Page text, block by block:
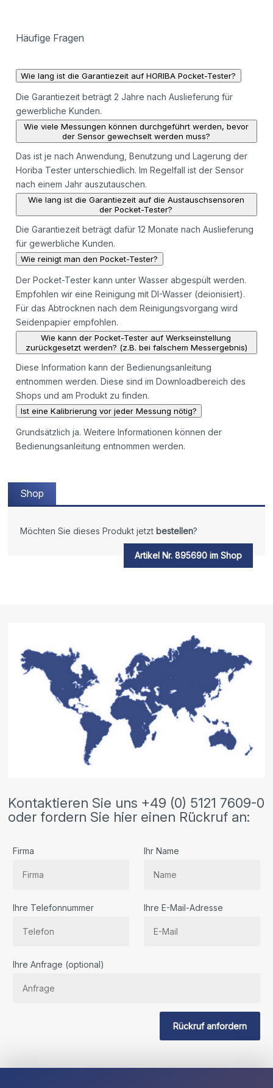
Häufige Fragen
Wie lang ist die Garantiezeit auf HORIBA Pocket-Tester?
Die Garantiezeit beträgt 2 Jahre nach Auslieferung für
gewerbliche Kunden.
Wie viele Messungen können durchgeführt werden, bevor
der Sensor gewechselt werden muss?
Das ist je nach Anwendung, Benutzung und Lagerung der
Horiba Tester unterschiedlich. Im Regelfall ist der Sensor
nach einem Jahr auszutauschen.
Wie lang ist die Garantiezeit auf die Austauschsensoren
der Pocket-Tester?
Die Garantiezeit beträgt dafür 12 Monate nach Auslieferung
für gewerbliche Kunden.
Wie reinigt man den Pocket-Tester?
Der Pocket-Tester kann unter Wasser abgespült werden.
Empfohlen wir eine Reinigung mit DI-Wasser (deionisiert).
Für das Abtrocknen nach dem Reinigungsvorgang wird
Seidenpapier empfohlen.
Wie kann der Pocket-Tester auf Werkseinstellung
zurückgesetzt werden? (z.B. bei falschem Messergebnis)
Diese Information kann der Bedienungsanleitung
entnommen werden. Diese sind im Downloadbereich des
Shops und am Produkt zu finden.
Ist eine Kalibrierung vor jeder Messung nötig?
Grundsätzlich ja. Weitere Informationen können der
Bedienungsanleitung entnommen werden.
Shop
Möchten Sie dieses Produkt jetzt bestellen?
Artikel Nr. 895690 im Shop
Kontaktieren Sie uns +49 (0) 5121 7609-0
oder fordern Sie hier einen Rückruf an:
Firma Ihr Name
Ihre Telefonnummer Ihre E-Mail-Adresse
Sie
Ihre Anfrage (optional)
Rückruf anfordern